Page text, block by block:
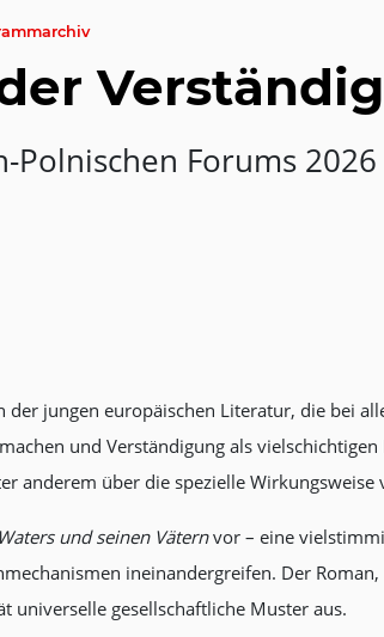
Polnischen Forums 2026
jungen europäischen Literatur, die bei
und Verständigung als
anderem über die spezielle Wirkungsweise
und seinen Väternvor – eine
ineinandergreifen. Der
universelle gesellschaftliche Muster aus.